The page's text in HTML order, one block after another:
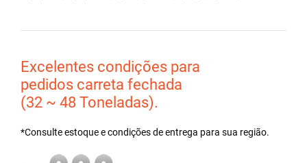
Excelentes condições para
pedidos carreta fechada
(32 ~ 48 Toneladas).
*Consulte estoque e condições de entrega para sua região.